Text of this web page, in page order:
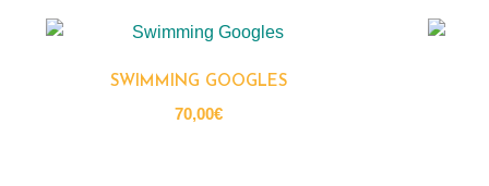
SWIMMING GOOGLES
70,00€